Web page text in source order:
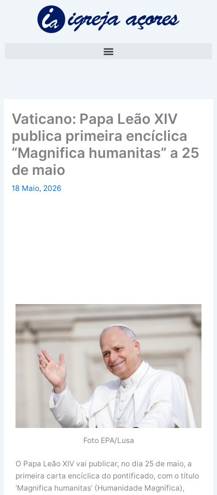
Vaticano: Papa Leão XIV
publica primeira encíclica
“Magnifica humanitas” a 25
de maio
18 Maio, 2026
Foto EPA/Lusa
O Papa Leão XIV vai publicar, no dia 25 de maio, a
primeira carta encíclica do pontificado, com o título
‘Magnifica humanitas’ (Humanidade Magnífica),